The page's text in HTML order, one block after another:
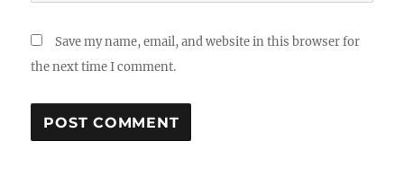
Save my name, email, and website in this browser for
the next time I comment.